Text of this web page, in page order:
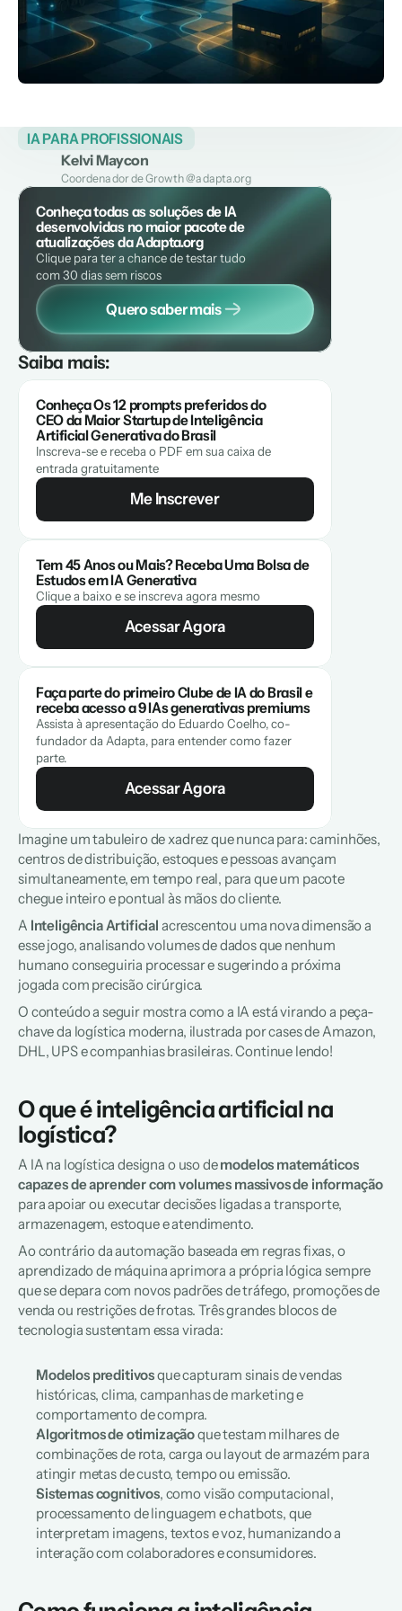
Kelvi Maycon
Coordenador de Growth @adapta.org
IA PARA PROFISSIONAIS
Conheça todas as soluções de IA
desenvolvidas no maior pacote de
atualizações da Adapta.org
Clique para ter a chance de testar tudo
com 30 dias sem riscos
Quero saber mais
Saiba mais:
Conheça Os 12 prompts preferidos do
CEO da Maior Startup de Inteligência
Artificial Generativa do Brasil
Inscreva-se e receba o PDF em sua caixa de
entrada gratuitamente
Me Inscrever
Tem 45 Anos ou Mais? Receba Uma Bolsa de
Estudos em IA Generativa
Clique a baixo e se inscreva agora mesmo
Acessar Agora
Faça parte do primeiro Clube de IA do Brasil e
receba acesso a 9 IAs generativas premiums
Assista à apresentação do Eduardo Coelho, co-
fundador da Adapta, para entender como fazer
parte.
Acessar Agora
Imagine um tabuleiro de xadrez que nunca para: caminhões,
centros de distribuição, estoques e pessoas avançam
simultaneamente, em tempo real, para que um pacote
chegue inteiro e pontual às mãos do cliente.
A Inteligência Artificial acrescentou uma nova dimensão a
esse jogo, analisando volumes de dados que nenhum
humano conseguiria processar e sugerindo a próxima
jogada com precisão cirúrgica.
O conteúdo a seguir mostra como a IA está virando a peça-
chave da logística moderna, ilustrada por cases de Amazon,
DHL, UPS e companhias brasileiras. Continue lendo!
O que é inteligência artificial na
logística?
A IA na logística designa o uso de modelos matemáticos
capazes de aprender com volumes massivos de informação
para apoiar ou executar decisões ligadas a transporte,
armazenagem, estoque e atendimento.
Ao contrário da automação baseada em regras fixas, o
aprendizado de máquina aprimora a própria lógica sempre
que se depara com novos padrões de tráfego, promoções de
venda ou restrições de frotas. Três grandes blocos de
tecnologia sustentam essa virada:
Modelos preditivos que capturam sinais de vendas
históricas, clima, campanhas de marketing e
comportamento de compra.
Algoritmos de otimização que testam milhares de
combinações de rota, carga ou layout de armazém para
atingir metas de custo, tempo ou emissão.
Sistemas cognitivos, como visão computacional,
processamento de linguagem e chatbots, que
interpretam imagens, textos e voz, humanizando a
interação com colaboradores e consumidores.